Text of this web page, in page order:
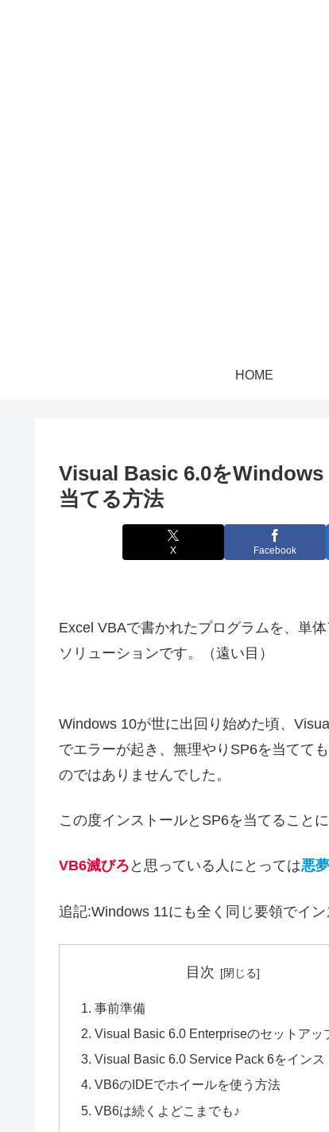
HOME
Visual Basic 6.0をWindows
当てる方法
X Facebook
Excel VBAで書かれたプログラムを、単
ソリューションです。（遠い目）
Windows 10が世に出回り始めた頃、
でエラーが起き、無理やりSP6を当てて
のではありませんでした。
この度インストールとSP6を当てること
VB6滅びろ と思っている人にとっては悪夢
追記:Windows 11にも全く同じ要領でイン
目次
事前準備
Visual Basic 6.0 Enterpriseのセットアッ
Visual Basic 6.0 Service Pack 6をインス
VB6のIDEでホイールを使う方法
VB6は続くよどこまでも♪